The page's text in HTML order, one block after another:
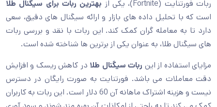
ربات فورتنایت (Fortnite)، یکی از
بهترین ربات برای سیگنال طلا
است که با تحلیل داده های بازار و ارائه سیگنال های دقیق، سعی
دارد تا به معامله گران کمک کند. این ربات با نقد و بررسی ربات
های سیگنال طلا، به عنوان یکی از برترین ها شناخته شده است.
مزایای استفاده از این ربات سیگنال طلا در کاهش ریسک و افزایش
دقت معاملات می باشد. فورتنایت به صورت رایگان در دسترس
نیست و هزینه اشتراک ماهانه آن 60 دلار است. این ربات به کاربران